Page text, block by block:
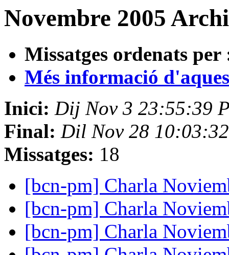
Novembre 2005
Missatges ordenats per
Més informació
Inici: Dij Nov 3 23:55:39
Final: Dil Nov 28
Missatges: 18
[bcn-pm] Charla
[bcn-pm] Charla
[bcn-pm] Charla